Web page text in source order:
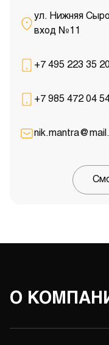
ул. Нижняя
вход №11
+7 495 223 35
+7 985 472 04
О